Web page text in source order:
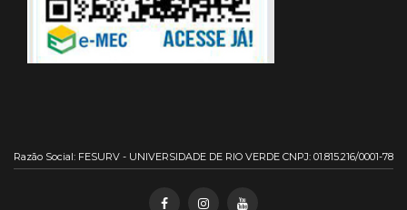
Razão Social: FESURV - UNIVERSIDADE DE RIO VERDE CNPJ: 01.815.216/0001-78